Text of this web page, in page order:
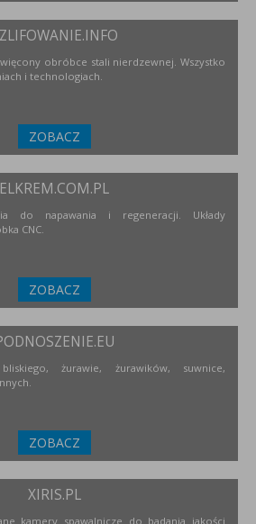
obróbce stali nierdzewnej. Wszystko
i technologiach.
ZOBACZ
ELKREM.COM.PL
do napawania i regeneracji. Układy
CNC.
ZOBACZ
żurawie, żurawików, suwnice,
ZOBACZ
XIRIS.PL
kamery spawalnicze do badania jakości